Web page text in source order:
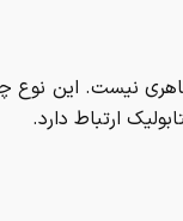
نیست. این نوع
ارتباط دارد.